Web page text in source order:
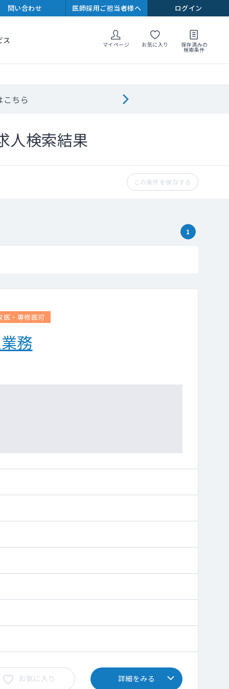
問い合わせ 医師採用ご担当者様へ ログイン
ス マイページ お気に入り 保存済みの
検索条件
ちら
人検索結果
この条件を保存する
1
医・専修医可
務
お気に入り 詳細をみる